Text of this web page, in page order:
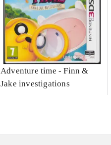
Adventure time - Finn &
Jake investigations